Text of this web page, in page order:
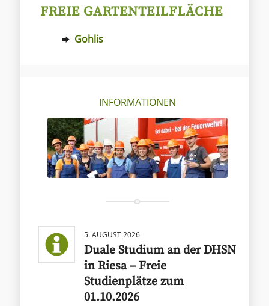
FREIE GARTENTEILFLÄCHE
Gohlis
INFORMATIONEN
5. AUGUST 2026
Duale Studium an der DHSN
in Riesa – Freie
Studienplätze zum
01.10.2026